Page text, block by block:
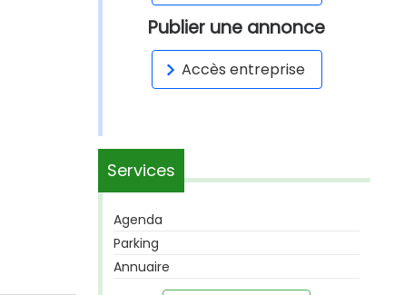
Publier une annonce
Accès entreprise
Services
Agenda
Parking
Annuaire